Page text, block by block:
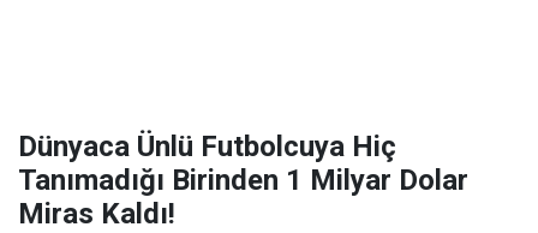
Dünyaca Ünlü Futbolcuya Hiç
Tanımadığı Birinden 1 Milyar Dolar
Miras Kaldı!